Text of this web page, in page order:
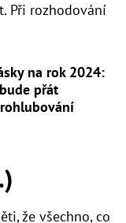
Při rozhodování
na rok 2024:
přát
že všechno, co